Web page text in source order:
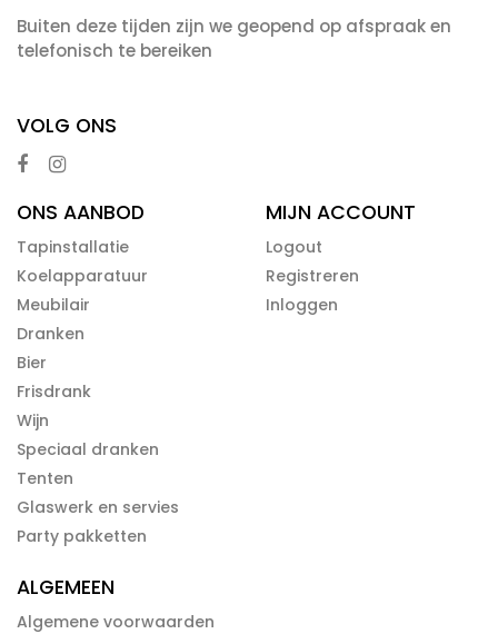
Buiten deze tijden zijn we geopend op afspraak en
telefonisch te bereiken
VOLG ONS
ONS AANBOD
Tapinstallatie
Koelapparatuur
Meubilair
Dranken
Bier
Frisdrank
Wijn
Speciaal dranken
Tenten
Glaswerk en servies
Party pakketten
MIJN ACCOUNT
Logout
Registreren
Inloggen
ALGEMEEN
Algemene voorwaarden